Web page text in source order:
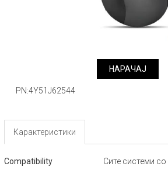
НАРАЧАJ
PN:4Y51J62544
Карактеристики
Compatibility Сите системи со